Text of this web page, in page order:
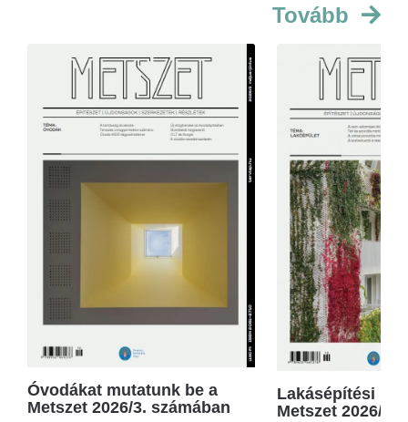
Tovább
Óvodákat mutatunk be a
Metszet 2026/3. számában
Lakásépítési
Metszet 2026/2.